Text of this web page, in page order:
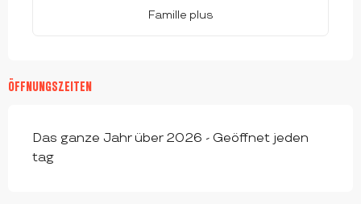
Famille plus
ÖFFNUNGSZEITEN
Das ganze Jahr über 2026 - Geöffnet jeden
tag